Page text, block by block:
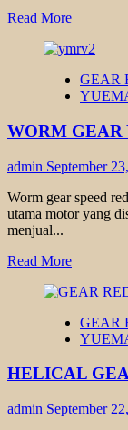
Read MoreRead
about
PUMP
YUEMA
GEAR
WORM
admin September
Worm gear speed
utama motor yang
menjual...
Read MoreRead
about
GEAR
YMRV
GEAR
HELICAL
admin September